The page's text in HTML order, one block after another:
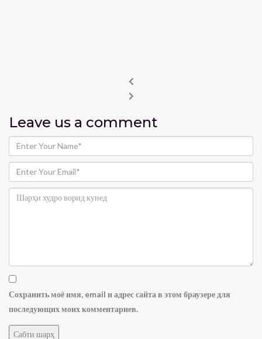
Leave us a comment
Сохранить моё имя, email и адрес сайта в этом браузере для
последующих моих комментариев.